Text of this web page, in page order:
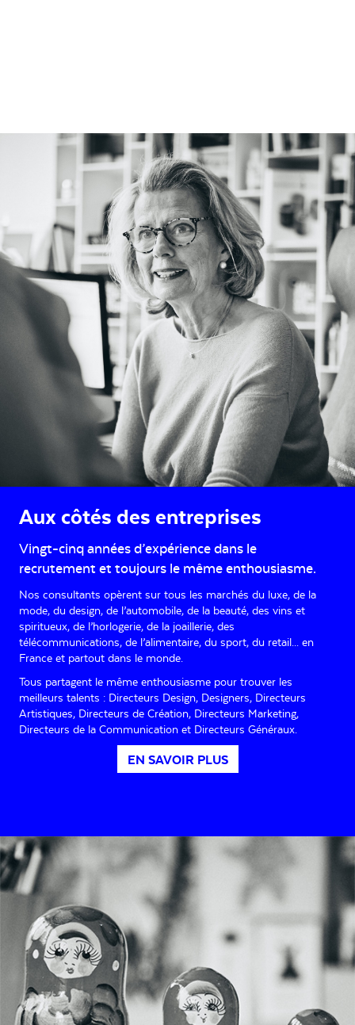
Aux côtés des entreprises
Vingt-cinq années d’expérience dans le
recrutement et toujours le même enthousiasme.
Nos consultants opèrent sur tous les marchés du luxe, de la
mode, du design, de l’automobile, de la beauté, des vins et
spiritueux, de l’horlogerie, de la joaillerie, des
télécommunications, de l’alimentaire, du sport, du retail... en
France et partout dans le monde.
Tous partagent le même enthousiasme pour trouver les
meilleurs talents : Directeurs Design, Designers, Directeurs
Artistiques, Directeurs de Création, Directeurs Marketing,
Directeurs de la Communication et Directeurs Généraux.
EN SAVOIR PLUS